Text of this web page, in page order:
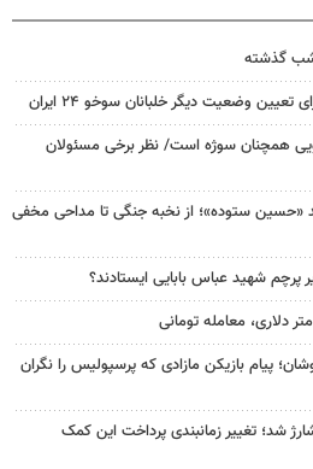
وضعیت دیگر خلبانان سوخو ۲۴ ایران
همچنان سوژه است/ نظر برخی مسئولان
«حسین ستوده»؛ از نخبه جنگی تا مداحی مخفی
پرچم شهید عباس بابایی ایستادند؟
دلاری، معامله تومانی
پیام بازیکن مازادی که پرسپولیس را نگران
شد؛ تغییر زمانبندی پرداخت این کمک